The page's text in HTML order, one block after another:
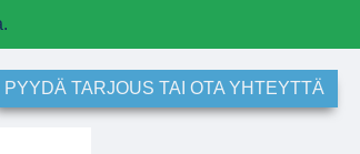
PYYDÄ TARJOUS TAI OTA YHTEYTTÄ